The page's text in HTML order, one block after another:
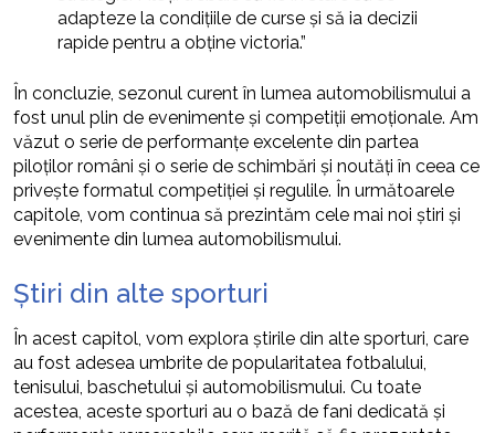
adapteze la condițiile de curse și să ia decizii
rapide pentru a obține victoria.”
În concluzie, sezonul curent în lumea automobilismului a
fost unul plin de evenimente și competiții emoționale. Am
văzut o serie de performanțe excelente din partea
piloților români și o serie de schimbări și noutăți în ceea ce
privește formatul competiției și regulile. În următoarele
capitole, vom continua să prezintăm cele mai noi știri și
evenimente din lumea automobilismului.
Știri din alte sporturi
În acest capitol, vom explora știrile din alte sporturi, care
au fost adesea umbrite de popularitatea fotbalului,
tenisului, baschetului și automobilismului. Cu toate
acestea, aceste sporturi au o bază de fani dedicată și